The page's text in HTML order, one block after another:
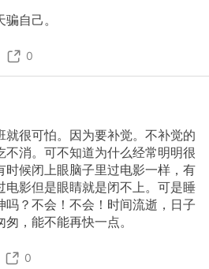
自己。
0
就很可怕。因为要补觉。不补觉的
不消。可不知道为什么经常明明很
时候闭上眼脑子里过电影一样，有
电影但是眼睛就是闭不上。可是睡
吗？不会！不会！时间流逝，日子
，能不能再快一点。
0